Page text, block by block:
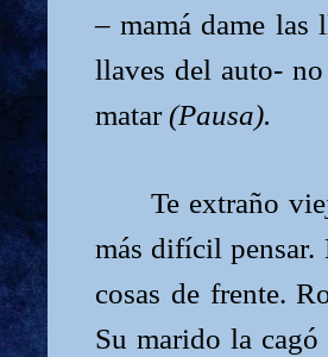
– mamá dame las
llaves del auto-
matar(Pausa).
Te extraño
más difícil pensar.
cosas de frente.
Su marido la